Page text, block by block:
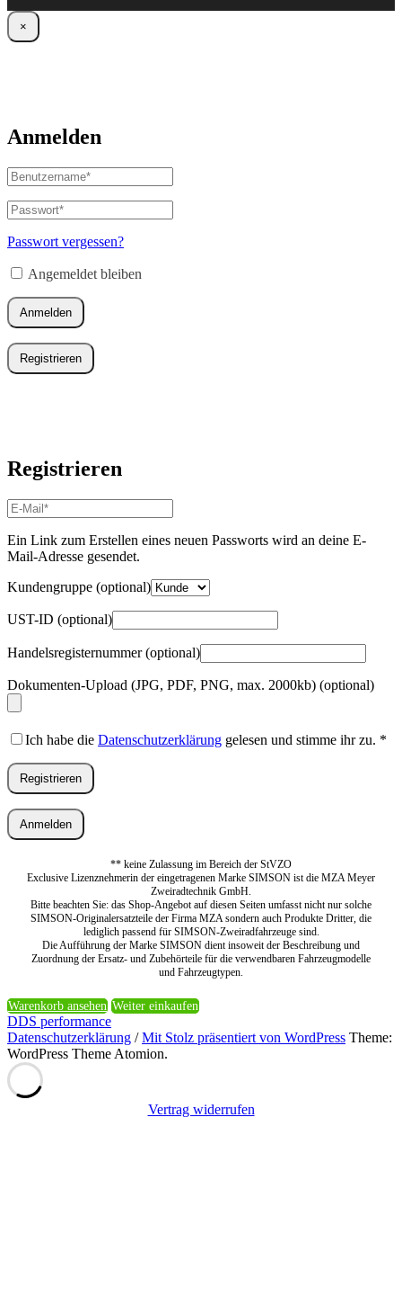
×
Anmelden
Benutzername
oder
E-
Mail-
Adresse*
Passwort*
Erforderlich
Passwort vergessen?
Angemeldet bleiben
Anmelden
Registrieren
Registrieren
E-
Mail-
Adresse*
Erforderlich
Ein Link zum Erstellen eines neuen Passworts wird an deine E-
Mail-Adresse gesendet.
Kundengruppe (optional)
UST-ID (optional)
Handelsregisternummer(optional)
Dokumenten-Upload (JPG, PDF, PNG, max. 2000kb) (optional)
Ich habe die Datenschutzerklärung gelesen und stimme ihr zu. *
Registrieren
Anmelden
** keine Zulassung im Bereich der StVZO
Exclusive Lizenznehmerin der eingetragenen Marke SIMSON ist die MZA Meyer
Zweiradtechnik GmbH.
Bitte beachten Sie: das Shop-Angebot auf diesen Seiten umfasst nicht nur solche
SIMSON-Originalersatzteile der Firma MZA sondern auch Produkte Dritter, die
lediglich passend für SIMSON-Zweiradfahrzeuge sind.
Die Aufführung der Marke SIMSON dient insoweit der Beschreibung und
Zuordnung der Ersatz- und Zubehörteile für die verwendbaren Fahrzeugmodelle
und Fahrzeugtypen.
Warenkorb ansehen Weiter einkaufen
DDS performance
Datenschutzerklärung /Mit Stolz präsentiert von WordPress Theme:
WordPress Theme Atomion.
Vertrag widerrufen